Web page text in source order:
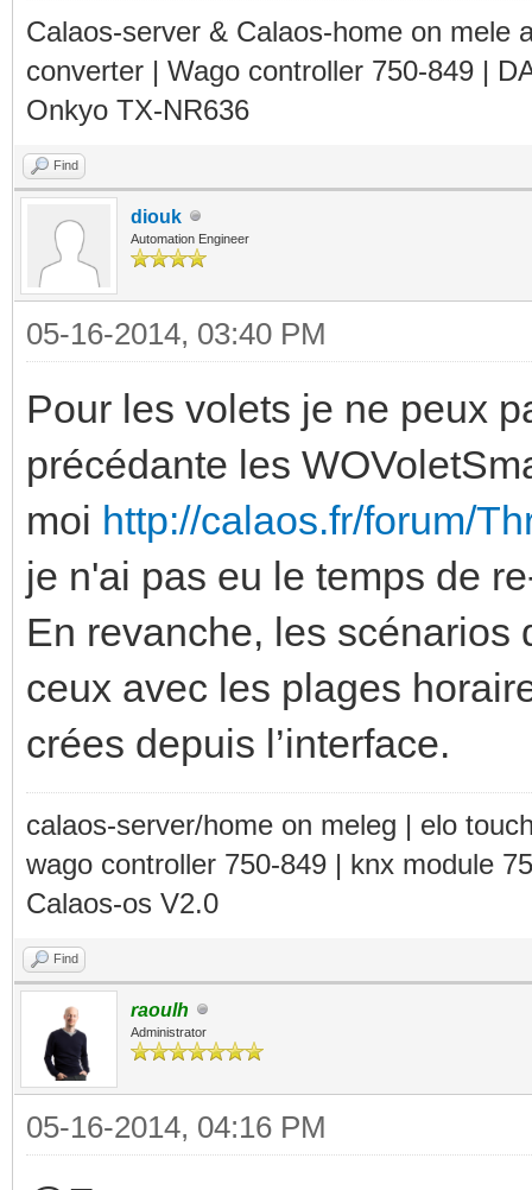
Calaos-server & Calaos-home on mele
converter | Wago controller 750-849 |
Onkyo TX-NR636
Find
diouk
Automation Engineer
05-16-2014, 03:40 PM
Pour les volets je ne peux
précédante les
moi http://calaos.fr/forum/
je n'ai pas eu le temps de
En revanche, les scénarios
ceux avec les plages
crées depuis l’interface.
calaos-server/home on meleg | elo
wago controller 750-849 | knx module
Calaos-os V2.0
Find
raoulh
Administrator
05-16-2014, 04:16 PM